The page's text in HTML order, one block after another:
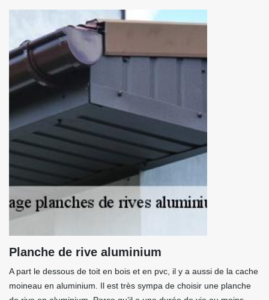
Planche de rive aluminium
A part le dessous de toit en bois et en pvc, il y a aussi de la cache
moineau en aluminium. Il est très sympa de choisir une planche